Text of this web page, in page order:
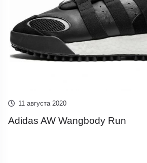
11 августа 2020
Adidas AW Wangbody Run